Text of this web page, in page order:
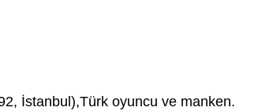
İstanbul ),Türk oyuncu ve manken.